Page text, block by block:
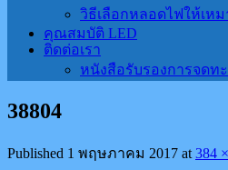
วิธีเลือกหลอดไฟให้เหม
คุณสมบัติ LED
ติดต่อเรา
หนังสือรับรองการจดท
38804
Published 1 พฤษภาคม 2017 at 384